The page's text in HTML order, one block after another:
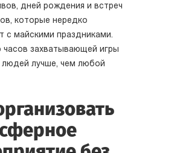
дней рождения и встреч
которые нередко
с майскими праздниками.
часов захватывающей игры
лучше, чем любой